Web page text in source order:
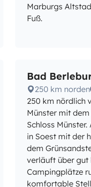
Marburgs
Fuß.
Bad
250 km norden
250 km nördlich
Münster mit
Schloss
in Soest mit der
dem
verläuft über gut
Campingplätze
komfortable